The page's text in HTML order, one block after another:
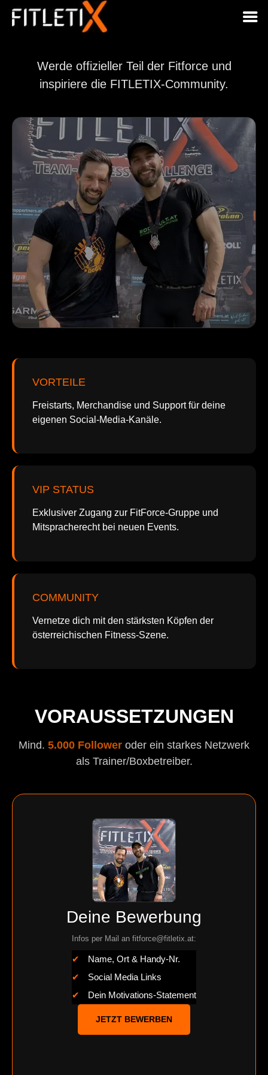
Skip
Werde offizieller Teil der Fitforce und
inspiriere die FITLETIX-Community.
VORTEILE
Freistarts, Merchandise und Support für deine
eigenen Social-Media-Kanäle.
VIP STATUS
Exklusiver Zugang zur FitForce-Gruppe und
Mitspracherecht bei neuen Events.
COMMUNITY
Vernetze dich mit den stärksten Köpfen der
österreichischen Fitness-Szene.
VORAUSSETZUNGEN
Mind. 5.000 Follower oder ein starkes Netzwerk
als Trainer/Boxbetreiber.
Deine Bewerbung
Infos per Mail an fitforce@fitletix.at:
✔
Name, Ort & Handy-Nr.
✔
Social Media Links
✔
Dein Motivations-Statement
JETZT BEWERBEN